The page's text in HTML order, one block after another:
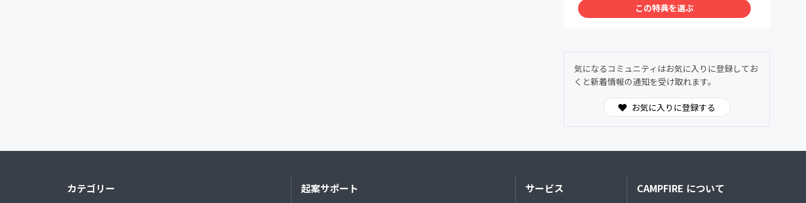
この特典を選ぶ
気になるコミュニティはお気に入りに登録してお
くと新着情報の通知を受け取れます。
お気に入りに登録する
カテゴリー 起案サポート サービス CAMPFIRE について